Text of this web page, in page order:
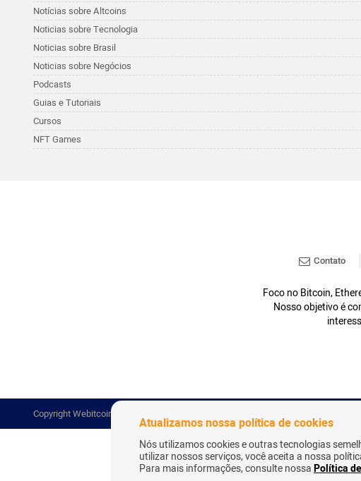
Notícias sobre Altcoins
Noticias sobre Tecnologia
Noticias sobre Brasil
Noticias sobre Negócios
Podcasts
Guias e Tutoriais
Cursos
NFT Games
Contato
Foco no Bitcoin,
Nosso objetivo é
Copyright Webitcoin 2018 - Todos os Direitos Reservados
Atualizamos nossa política de cookies
Nós utilizamos cookies e outras tecnologias
utilizar nossos serviços, você aceita a nossa
Para mais informações, consulte nossaPolítica